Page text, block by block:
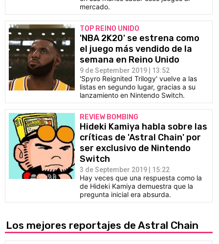
mercado.
TOP REINO UNIDO
'NBA 2K20' se estrena como
el juego más vendido de la
semana en Reino Unido
9 de September 2019 | 13:52
'Spyro Reignited Trilogy' vuelve a las
listas en segundo lugar, gracias a su
lanzamiento en Nintendo Switch.
REVIEW BOMBING
Hideki Kamiya habla sobre las
críticas de 'Astral Chain' por
ser exclusivo de Nintendo
Switch
3 de September 2019 | 15:22
Hay veces que una respuesta como la
de Hideki Kamiya demuestra que la
pregunta inicial era absurda.
Los mejores reportajes de Astral Chain